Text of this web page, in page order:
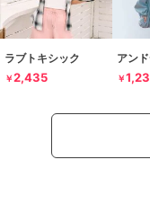
ラブトキシック
￥2,435 ￥